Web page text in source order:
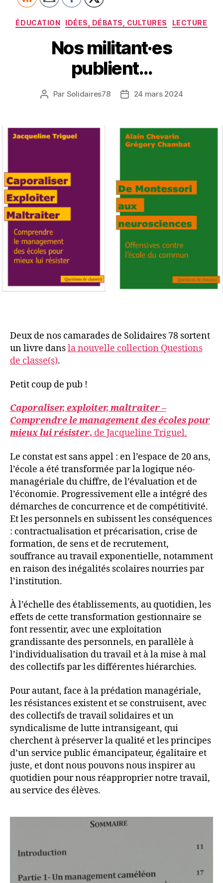
Catégories
ÉDUCATION IDÉES, DÉBATS, CULTURES LECTURE
Nos militant·es
publient…
Auteur
Par Solidaires78
Date24 mars 2024
Deux de nos camarades de Solidaires 78 sortent
un livre dansla nouvelle collection Questions
de classe(s).
Petit coup de pub !
Caporaliser, exploiter, maltraiter–
Comprendre le management des écoles pour
mieux lui résister, de Jacqueline Triguel.
Le constat est sans appel : en l’espace de 20 ans,
l’école a été transformée par la logique néo-
managériale du chiffre, de l’évaluation et de
l’économie. Progressivement elle a intégré des
démarches de concurrence et de compétitivité.
Et les personnels en subissent les conséquences
: contractualisation et précarisation, crise de
formation, de sens et de recrutement,
souffrance au travail exponentielle, notamment
en raison des inégalités scolaires nourries par
l’institution.
À l’échelle des établissements, au quotidien, les
effets de cette transformation gestionnaire se
font ressentir, avec une exploitation
grandissante des personnels, en parallèle à
l’individualisation du travail et à la mise à mal
des collectifs par les différentes hiérarchies.
Pour autant, face à la prédation managériale,
les résistances existent et se construisent, avec
des collectifs de travail solidaires et un
syndicalisme de lutte intransigeant, qui
cherchent à préserver la qualité et les principes
d’un service public émancipateur, égalitaire et
juste, et dont nous pouvons nous inspirer au
quotidien pour nous réapproprier notre travail,
au service des élèves.